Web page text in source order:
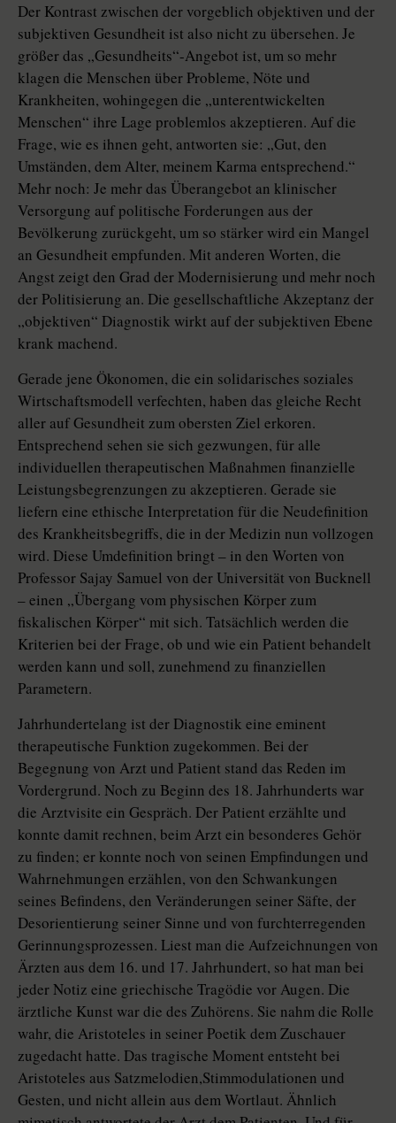
Der Kontrast zwischen der vorgeblich objektiven und der
subjektiven Gesundheit ist also nicht zu übersehen. Je
größer das „Gesundheits“-Angebot ist, um so mehr
klagen die Menschen über Probleme, Nöte und
Krankheiten, wohingegen die „unterentwickelten
Menschen“ ihre Lage problemlos akzeptieren. Auf die
Frage, wie es ihnen geht, antworten sie: „Gut, den
Umständen, dem Alter, meinem Karma entsprechend.“
Mehr noch: Je mehr das Überangebot an klinischer
Versorgung auf politische Forderungen aus der
Bevölkerung zurückgeht, um so stärker wird ein Mangel
an Gesundheit empfunden. Mit anderen Worten, die
Angst zeigt den Grad der Modernisierung und mehr noch
der Politisierung an. Die gesellschaftliche Akzeptanz der
„objektiven“ Diagnostik wirkt auf der subjektiven Ebene
krank machend.
Gerade jene Ökonomen, die ein solidarisches soziales
Wirtschaftsmodell verfechten, haben das gleiche Recht
aller auf Gesundheit zum obersten Ziel erkoren.
Entsprechend sehen sie sich gezwungen, für alle
individuellen therapeutischen Maßnahmen finanzielle
Leistungsbegrenzungen zu akzeptieren. Gerade sie
liefern eine ethische Interpretation für die Neudefinition
des Krankheitsbegriffs, die in der Medizin nun vollzogen
wird. Diese Umdefinition bringt – in den Worten von
Professor Sajay Samuel von der Universität von Bucknell
– einen „Übergang vom physischen Körper zum
fiskalischen Körper“ mit sich. Tatsächlich werden die
Kriterien bei der Frage, ob und wie ein Patient behandelt
werden kann und soll, zunehmend zu finanziellen
Parametern.
Jahrhundertelang ist der Diagnostik eine eminent
therapeutische Funktion zugekommen. Bei der
Begegnung von Arzt und Patient stand das Reden im
Vordergrund. Noch zu Beginn des 18. Jahrhunderts war
die Arztvisite ein Gespräch. Der Patient erzählte und
konnte damit rechnen, beim Arzt ein besonderes Gehör
zu finden; er konnte noch von seinen Empfindungen und
Wahrnehmungen erzählen, von den Schwankungen
seines Befindens, den Veränderungen seiner Säfte, der
Desorientierung seiner Sinne und von furchterregenden
Gerinnungsprozessen. Liest man die Aufzeichnungen von
Ärzten aus dem 16. und 17. Jahrhundert, so hat man bei
jeder Notiz eine griechische Tragödie vor Augen. Die
ärztliche Kunst war die des Zuhörens. Sie nahm die Rolle
wahr, die Aristoteles in seiner Poetik dem Zuschauer
zugedacht hatte. Das tragische Moment entsteht bei
Aristoteles aus Satzmelodien,Stimmodulationen und
Gesten, und nicht allein aus dem Wortlaut. Ähnlich